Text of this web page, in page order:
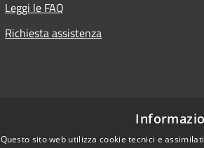
Leggi le FAQ
Richiesta assistenza
Questo sito web utilizza cookie tecnici e